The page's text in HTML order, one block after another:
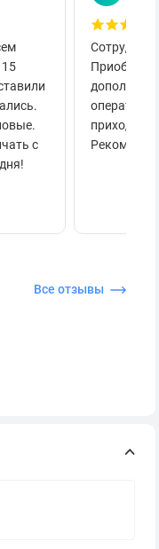
с
приходило
Все отзывы